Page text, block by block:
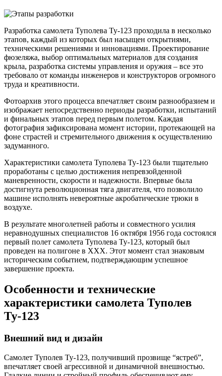
Разработка самолета Туполева Ту-123 проходила в несколько
этапов, каждый из которых был насыщен открытиями,
техническими решениями и инновациями. Проектирование
фюзеляжа, выбор оптимальных материалов для создания
крыла, разработка системы управления и оружия – все это
требовало от команды инженеров и конструкторов огромного
труда и креативности.
Фотоархив этого процесса впечатляет своим разнообразием и
изображает непосредственно периоды разработки, испытаний
и финальных этапов перед первым полетом. Каждая
фотография зафиксирована момент истории, протекающей на
фоне страстей и стремительного движения к осуществлению
задуманного.
Характеристики самолета Туполева Ту-123 были тщательно
проработаны с целью достижения непревзойденной
маневренности, скорости и надежности. Впервые была
достигнута революционная тяга двигателя, что позволило
машине исполнять невероятные акробатические трюки в
воздухе.
В результате многолетней работы и совместного усилия
неравнодушных специалистов 16 октября 1956 года состоялся
первый полет самолета Туполева Ту-123, который был
проведен на полигоне в XXX. Этот момент стал знаковым
историческим событием, подтверждающим успешное
завершение проекта.
Особенности и технические
характеристики самолета Туполев
Ту-123
Внешний вид и дизайн
Самолет Туполев Ту-123, получивший прозвище “ястреб”,
впечатляет своей агрессивной и динамичной внешностью.